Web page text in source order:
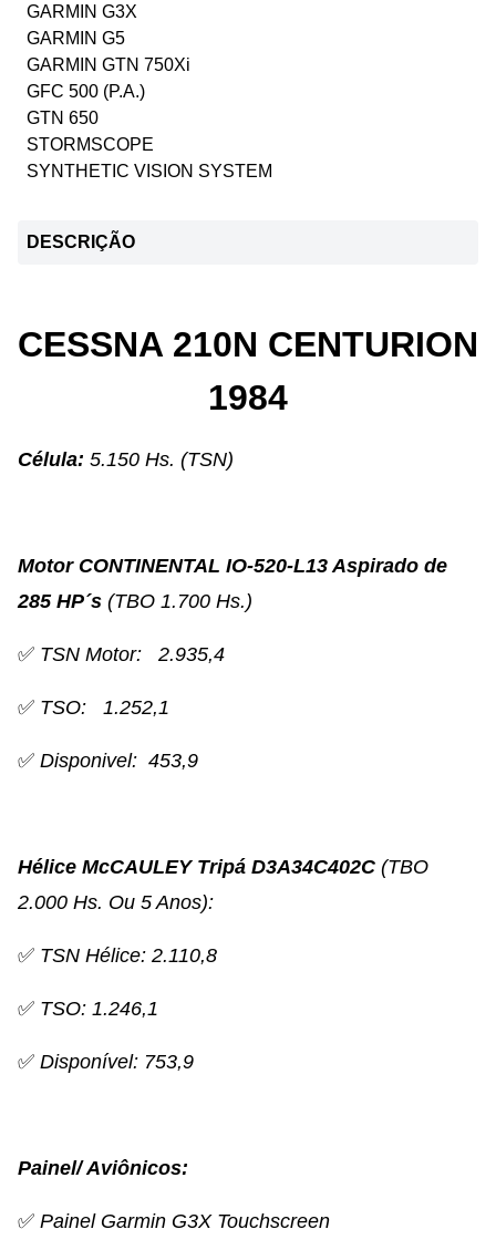
GARMIN G3X
GARMIN G5
GARMIN GTN 750Xi
GFC 500 (P.A.)
GTN 650
STORMSCOPE
SYNTHETIC VISION SYSTEM
DESCRIÇÃO
CESSNA 210N CENTURION
1984
Célula: 5.150 Hs. (TSN)
Motor CONTINENTAL IO-520-L13 Aspirado de
285 HP´s (TBO 1.700 Hs.)
✅ TSN Motor: 2.935,4
✅ TSO: 1.252,1
✅ Disponivel: 453,9
Hélice McCAULEY Tripá D3A34C402C (TBO
2.000 Hs. Ou 5 Anos):
✅ TSN Hélice: 2.110,8
✅ TSO: 1.246,1
✅ Disponível: 753,9
Painel/ Aviônicos:
✅ Painel Garmin G3X Touchscreen